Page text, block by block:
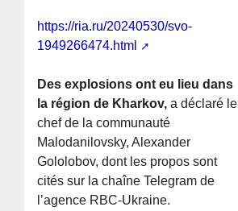
https://ria.ru/20240530/svo-
1949266474.html
Des explosions ont eu lieu dans
la région de Kharkov, a déclaré le
chef de la communauté
Malodanilovsky, Alexander
Gololobov, dont les propos sont
cités sur la chaîne Telegram de
l’agence RBC-Ukraine.